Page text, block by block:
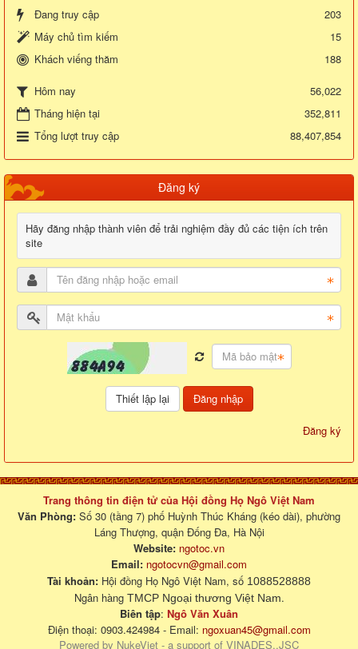
Đang truy cập
203
Máy chủ tìm kiếm
15
Khách viếng thăm
188
Hôm nay
56,022
Tháng hiện tại
352,811
Tổng lượt truy cập
88,407,854
Đăng ký
Hãy đăng nhập thành viên để trải nghiệm đầy đủ các tiện ích trên
site
Đăng nhập
Đăng ký
Trang thông tin điện tử của Hội đồng Họ Ngô Việt Nam
Văn Phòng: Số 30 (tầng 7) phố Huỳnh Thúc Kháng (kéo dài), phường
Láng Thượng, quận Đống Đa, Hà Nội
Website: ngotoc.vn
Email: ngotocvn@gmail.com
Tài khoản: Hội đồng Họ Ngô Việt Nam, số 1088528888
Ngân hàng TMCP Ngoại thương Việt Nam.
Biên tập: Ngô Văn Xuân
Điện thoại: 0903.424984 - Email: ngoxuan45@gmail.com
Powered by NukeViet - a support of VINADES.,JSC